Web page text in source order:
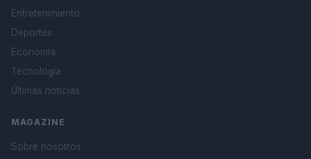
Entretenimiento
Deportes
Economía
Tecnología
Últimas noticias
MAGAZINE
Sobre nosotros